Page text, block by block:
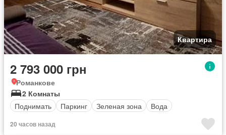
Квартира
2 793 000 грн
Романкове
2 Комнаты
Поднимать
Паркинг Зеленая зона Вода
20 часов назад